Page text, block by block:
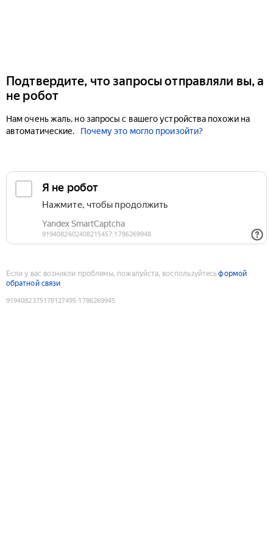
Подтвердите, что запросы отправляли вы, а
не робот
Нам очень жаль, но запросы с вашего устройства похожи на
автоматические.
Почему это могло произойти?
Если у вас возникли проблемы, пожалуйста, воспользуйтесьформой
обратной связи
9194082375178127495:1786269945